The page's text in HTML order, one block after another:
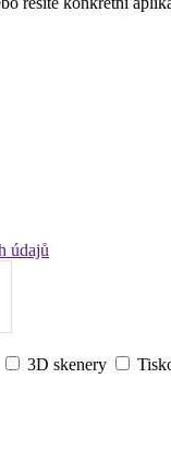
údajů
3D skenery